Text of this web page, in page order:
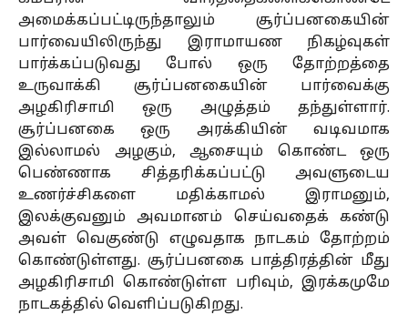
அமைக்கப்பட்டிருந்தாலும் சூர்ப்பனகையின்
பார்வையிலிருந்து இராமாயண நிகழ்வுகள்
பார்க்கப்படுவது போல் ஒரு தோற்றத்தை
உருவாக்கி சூர்ப்பனகையின் பார்வைக்கு
அழகிரிசாமி ஒரு அழுத்தம் தந்துள்ளார்.
சூர்ப்பனகை ஒரு அரக்கியின் வடிவமாக
இல்லாமல் அழகும், ஆசையும் கொண்ட ஒரு
பெண்ணாக சித்தரிக்கப்பட்டு அவளுடைய
உணர்ச்சிகளை மதிக்காமல் இராமனும்,
இலக்குவனும் அவமானம் செய்வதைக் கண்டு
அவள் வெகுண்டு எழுவதாக நாடகம் தோற்றம்
கொண்டுள்ளது. சூர்ப்பனகை பாத்திரத்தின் மீது
அழகிரிசாமி கொண்டுள்ள பரிவும், இரக்கமுமே
நாடகத்தில் வெளிப்படுகிறது.